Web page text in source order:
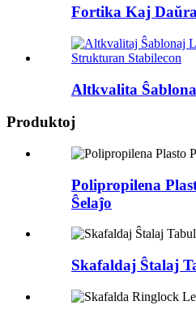
Fortika Kaj
Altkvalita
Produktoj
Polipropilena
Ŝelaĵo
Skafaldaj Ŝtalaj